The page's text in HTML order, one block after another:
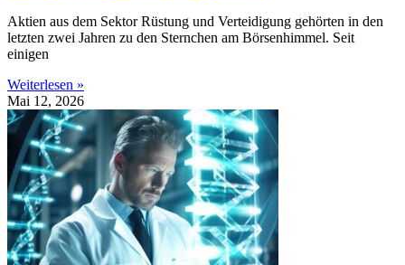
Aktien aus dem Sektor Rüstung und Verteidigung gehörten in den
letzten zwei Jahren zu den Sternchen am Börsenhimmel. Seit
einigen
Weiterlesen »
Mai 12, 2026